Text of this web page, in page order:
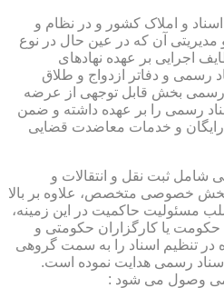
و املاک کشور و در نظام و
آن که در عین حال در نوع
اجرایی بر عهده نهادهای
رسمی و دفاتر ازدواج و طلاق
رسمی بخش قابل توجهی از عرضه
رسمی را بر عهده داشته و ضمن
رایگان و خدمات معاضدت قضایی
شامل ثبت نقل و انتقالات و
خصوصی متخصص، علاوه بر بالا
مسئولیت حاکمیت در این زمینه،
یا کارگزاران حکومتی و
در تنظیم اسناد را به سمت گروهی
رسمی هدایت نموده است.
وصول می شود :